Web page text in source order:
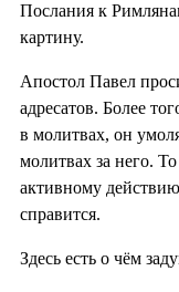
Послания к
картину.
Апостол Павел
адресатов. Более
в молитвах, он
молитвах за него.
активному
справится.
Здесь есть о чём